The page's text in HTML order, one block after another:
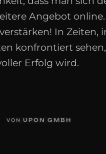
Angebot
In
konfrontiert sehen,
Erfolg wird.
VONUPON GMBH